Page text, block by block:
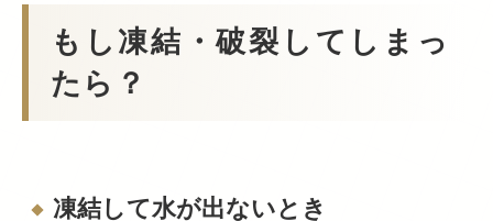
もし凍結・破裂してしまっ
たら？
凍結して水が出ないとき